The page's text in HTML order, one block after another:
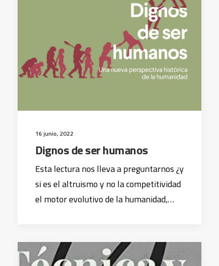
16 junio, 2022
Dignos de ser humanos
Esta lectura nos lleva a preguntarnos ¿y
si es el altruismo y no la competitividad
el motor evolutivo de la humanidad,…